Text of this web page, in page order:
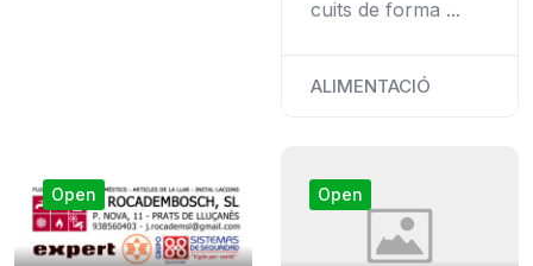
cuits de forma ...
ALIMENTACIÓ
Open Open